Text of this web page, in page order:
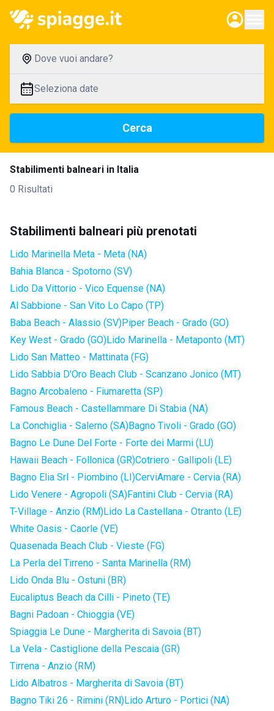
Dove vuoi andare?
Seleziona date
Cerca
Stabilimenti balneari in Italia
0 Risultati
Stabilimenti balneari più prenotati
Lido Marinella Meta - Meta (NA)
Bahia Blanca - Spotorno (SV)
Lido Da Vittorio - Vico Equense (NA)
Al Sabbione - San Vito Lo Capo (TP)
Baba Beach - Alassio (SV)Piper Beach - Grado (GO)
Key West - Grado (GO)Lido Marinella - Metaponto (MT)
Lido San Matteo - Mattinata (FG)
Lido Sabbia D'Oro Beach Club - Scanzano Jonico (MT)
Bagno Arcobaleno - Fiumaretta (SP)
Famous Beach - Castellammare Di Stabia (NA)
La Conchiglia - Salerno (SA)Bagno Tivoli - Grado (GO)
Bagno Le Dune Del Forte - Forte dei Marmi (LU)
Hawaii Beach - Follonica (GR)Cotriero - Gallipoli (LE)
Bagno Elia Srl - Piombino (LI)CerviAmare - Cervia (RA)
Lido Venere - Agropoli (SA)Fantini Club - Cervia (RA)
T-Village - Anzio (RM)Lido La Castellana - Otranto (LE)
White Oasis - Caorle (VE)
Quasenada Beach Club - Vieste (FG)
La Perla del Tirreno - Santa Marinella (RM)
Lido Onda Blu - Ostuni (BR)
Eucaliptus Beach da Cilli - Pineto (TE)
Bagni Padoan - Chioggia (VE)
Spiaggia Le Dune - Margherita di Savoia (BT)
La Vela - Castiglione della Pescaia (GR)
Tirrena - Anzio (RM)
Lido Albatros - Margherita di Savoia (BT)
Bagno Tiki 26 - Rimini (RN)Lido Arturo - Portici (NA)